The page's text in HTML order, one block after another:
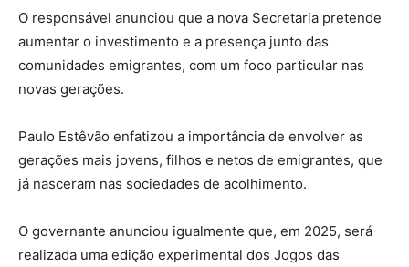
O responsável anunciou que a nova Secretaria pretende
aumentar o investimento e a presença junto das
comunidades emigrantes, com um foco particular nas
novas gerações.
Paulo Estêvão enfatizou a importância de envolver as
gerações mais jovens, filhos e netos de emigrantes, que
já nasceram nas sociedades de acolhimento.
O governante anunciou igualmente que, em 2025, será
realizada uma edição experimental dos Jogos das